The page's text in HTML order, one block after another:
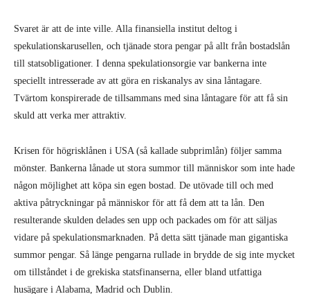
Svaret är att de inte ville. Alla finansiella institut deltog i
spekulationskarusellen, och tjänade stora pengar på allt från bostadslån
till statsobligationer. I denna spekulationsorgie var bankerna inte
speciellt intresserade av att göra en riskanalys av sina låntagare.
Tvärtom konspirerade de tillsammans med sina låntagare för att få sin
skuld att verka mer attraktiv.
Krisen för högrisklånen i USA (så kallade subprimlån) följer samma
mönster. Bankerna lånade ut stora summor till människor som inte hade
någon möjlighet att köpa sin egen bostad. De utövade till och med
aktiva påtryckningar på människor för att få dem att ta lån. Den
resulterande skulden delades sen upp och packades om för att säljas
vidare på spekulationsmarknaden. På detta sätt tjänade man gigantiska
summor pengar. Så länge pengarna rullade in brydde de sig inte mycket
om tillståndet i de grekiska statsfinanserna, eller bland utfattiga
husägare i Alabama, Madrid och Dublin.